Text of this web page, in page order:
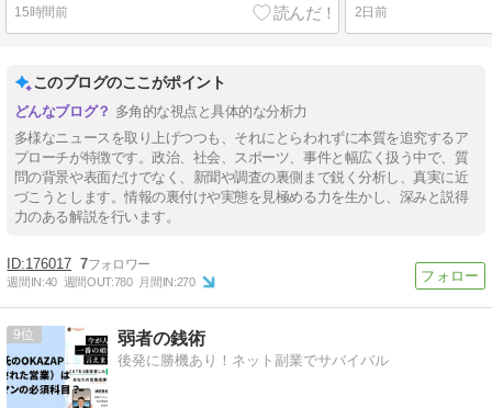
15時間前 2日前
このブログのここがポイント
多角的な視点と具体的な分析力
多様なニュースを取り上げつつも、それにとらわれずに本質を追究するア
プローチが特徴です。政治、社会、スポーツ、事件と幅広く扱う中で、質
問の背景や表面だけでなく、新聞や調査の裏側まで鋭く分析し、真実に近
づこうとします。情報の裏付けや実態を見極める力を生かし、深みと説得
力のある解説を行います。
176017 7
週間IN:40 週間OUT:780 月間IN:270
9 弱者の銭術
後発に勝機あり！ネット副業でサバイバル